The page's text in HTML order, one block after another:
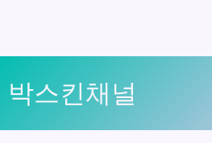
텐
로
박스킨채널